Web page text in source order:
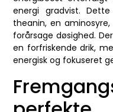
energi gradvist.
theanin, en
forårsage døsighed.
en forfriskende drik,
energisk og fokuseret